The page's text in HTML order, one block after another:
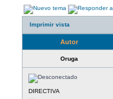
Imprimir vista
Autor
Oruga
DIRECTIVA